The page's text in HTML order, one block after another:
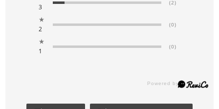
3
(2)
★
2
(0)
★
1
(0)